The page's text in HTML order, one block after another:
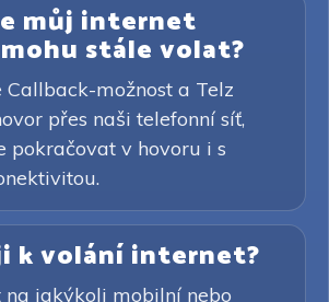
můj internet
stále volat?
Callback-možnost a Telz
přes naši telefonní síť,
pokračovat v hovoru i s
k volání internet?
na jakýkoli mobilní nebo